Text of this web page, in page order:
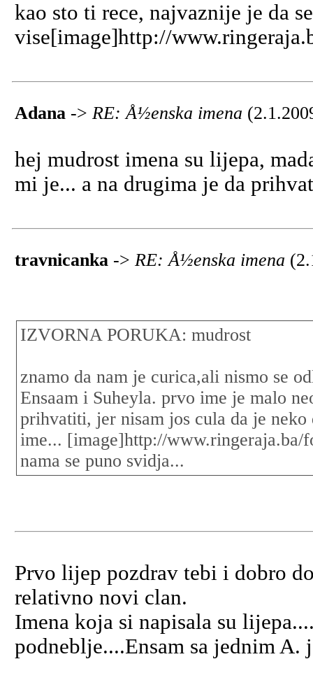
kao sto ti rece, najvaznije je da
vise[image]http://
Adana -> RE: Å½enska imena
hej mudrost imena su lijepa,
mi je... a na drugima je da
travnicanka -> RE: Å½enska imena
IZVORNA PORUKA: mudrost
znamo da nam je curica,ali nismo se
Ensaam i Suheyla. prvo ime je malo
prihvatiti, jer nisam jos cula da je neko
ime... [image]http://
nama se puno svidja...
Prvo lijep pozdrav tebi i dobro
relativno novi clan.
Imena koja si napisala su
podneblje....Ensam sa jednim